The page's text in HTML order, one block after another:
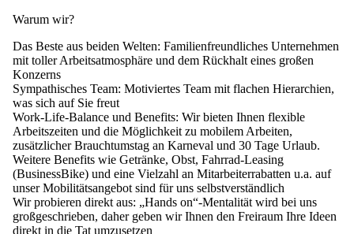
Warum wir?
Das Beste aus beiden Welten: Familienfreundliches Unternehmen
mit toller Arbeitsatmosphäre und dem Rückhalt eines großen
Konzerns
Sympathisches Team: Motiviertes Team mit flachen Hierarchien,
was sich auf Sie freut
Work-Life-Balance und Benefits: Wir bieten Ihnen flexible
Arbeitszeiten und die Möglichkeit zu mobilem Arbeiten,
zusätzlicher Brauchtumstag an Karneval und 30 Tage Urlaub.
Weitere Benefits wie Getränke, Obst, Fahrrad-Leasing
(BusinessBike) und eine Vielzahl an Mitarbeiterrabatten u.a. auf
unser Mobilitätsangebot sind für uns selbstverständlich
Wir probieren direkt aus: „Hands on“-Mentalität wird bei uns
großgeschrieben, daher geben wir Ihnen den Freiraum Ihre Ideen
direkt in die Tat umzusetzen